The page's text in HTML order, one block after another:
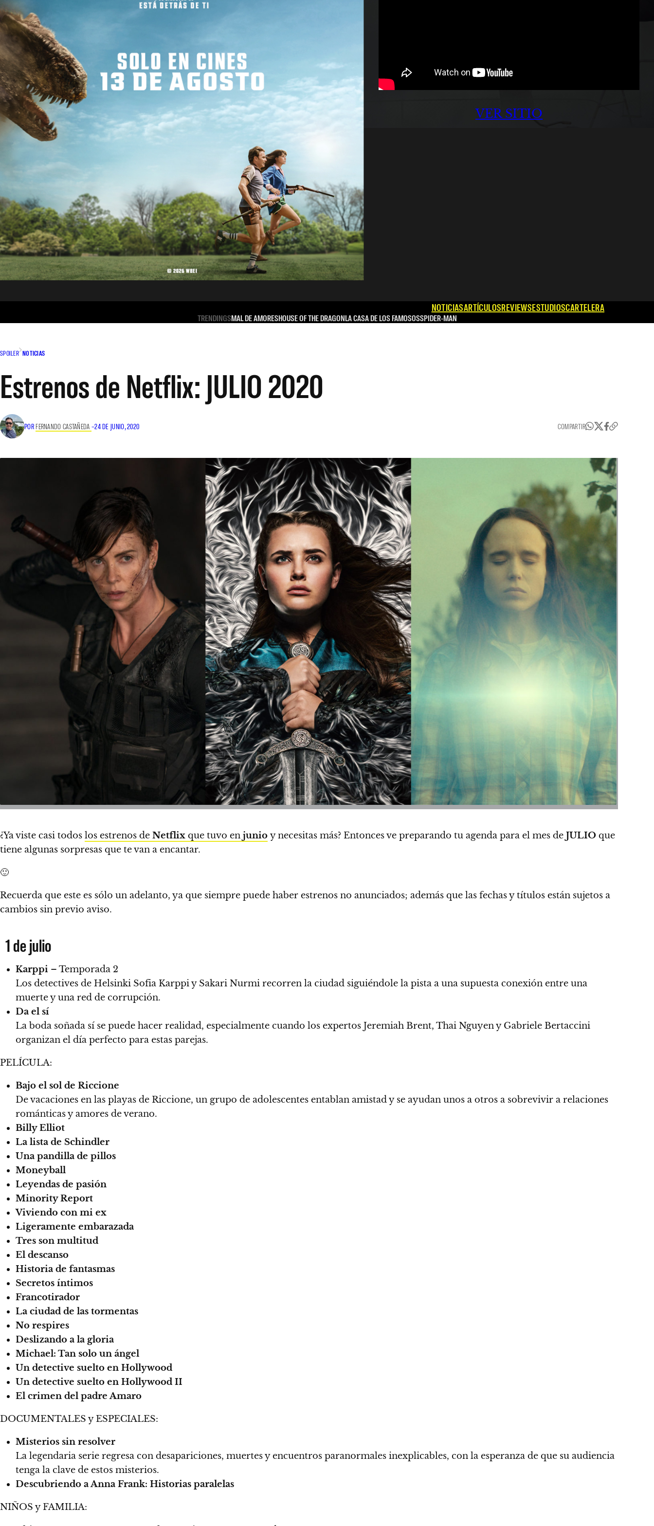
VER SITIO
NOTICIASARTÍCULOSREVIEWSESTUDIOSCARTELERA
TRENDINGSMAL DE AMORESHOUSE OF THE DRAGONLA CASA DE LOS FAMOSOSSPIDER-MAN
SPOILER NOTICIAS
Estrenos de Netflix: JULIO 2020
POR FERNANDO CASTAÑEDA –24 DE JUNIO, 2020 COMPARTIR
¿Ya viste casi todos los estrenos de Netflix que tuvo en junio y necesitas más? Entonces ve preparando tu agenda para el mes de JULIO que
tiene algunas sorpresas que te van a encantar.
🙂
Recuerda que este es sólo un adelanto, ya que siempre puede haber estrenos no anunciados; además que las fechas y títulos están sujetos a
cambios sin previo aviso.
1 de julio
Karppi – Temporada 2
Los detectives de Helsinki Sofia Karppi y Sakari Nurmi recorren la ciudad siguiéndole la pista a una supuesta conexión entre una
muerte y una red de corrupción.
Da el sí
La boda soñada sí se puede hacer realidad, especialmente cuando los expertos Jeremiah Brent, Thai Nguyen y Gabriele Bertaccini
organizan el día perfecto para estas parejas.
PELÍCULA:
Bajo el sol de Riccione
De vacaciones en las playas de Riccione, un grupo de adolescentes entablan amistad y se ayudan unos a otros a sobrevivir a relaciones
románticas y amores de verano.
Billy Elliot
La lista de Schindler
Una pandilla de pillos
Moneyball
Leyendas de pasión
Minority Report
Viviendo con mi ex
Ligeramente embarazada
Tres son multitud
El descanso
Historia de fantasmas
Secretos íntimos
Francotirador
La ciudad de las tormentas
No respires
Deslizando a la gloria
Michael: Tan solo un ángel
Un detective suelto en Hollywood
Un detective suelto en Hollywood II
El crimen del padre Amaro
DOCUMENTALES y ESPECIALES:
Misterios sin resolver
La legendaria serie regresa con desapariciones, muertes y encuentros paranormales inexplicables, con la esperanza de que su audiencia
tenga la clave de estos misterios.
Descubriendo a Anna Frank: Historias paralelas
NIÑOS y FAMILIA: